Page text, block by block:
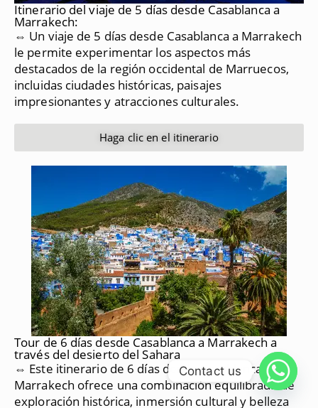
Itinerario del viaje de 5 días desde Casablanca a
Marrakech:
⇔ Un viaje de 5 días desde Casablanca a Marrakech
le permite experimentar los aspectos más
destacados de la región occidental de Marruecos,
incluidas ciudades históricas, paisajes
impresionantes y atracciones culturales.
Haga clic en el itinerario
Tour de 6 días desde Casablanca a Marrakech a
través del desierto del Sahara
⇔ Este itinerario de 6 días desde Casablanca a
Marrakech ofrece una combinación equilibrada de
exploración histórica, inmersión cultural y belleza
Contact us